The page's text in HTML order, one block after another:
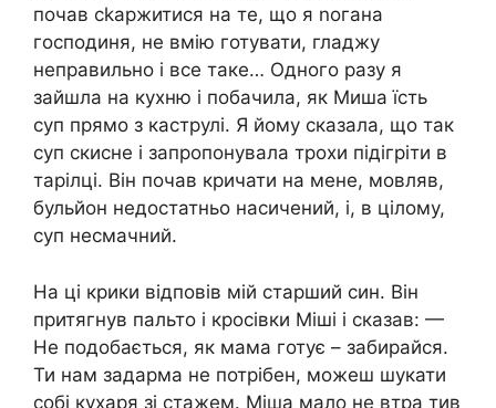
почав сkаржитися на те, що я nогана
господиня, не вмію готувати, гладжу
неправильно і все таке… Одного разу я
зайшла на кухню і побачила, як Миша їсть
суп прямо з каструлі. Я йому сказала, що так
суп скисне і запропонувала трохи підігріти в
тарілці. Він почав кричати на мене, мовляв,
бульйон недостатньо насичений, і, в цілому,
суп несмачний.
На ці крики відповів мій старший син. Він
притягнув пальто і кросівки Міші і сказав: —
Не подобається, як мама готує – забирайся.
Ти нам задарма не потрібен, можеш шукати
собі кухаря зі стажем. Міша мало не втра тив